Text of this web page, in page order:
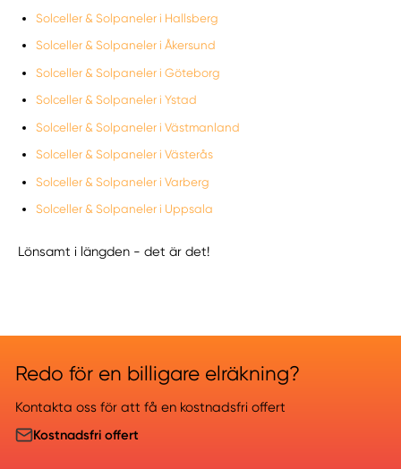
Solceller & Solpaneler i Hallsberg
Solceller & Solpaneler i Åkersund
Solceller & Solpaneler i Göteborg
Solceller & Solpaneler i Ystad
Solceller & Solpaneler i Västmanland
Solceller & Solpaneler i Västerås
Solceller & Solpaneler i Varberg
Solceller & Solpaneler i Uppsala
Lönsamt i längden - det är det!
Redo för en billigare elräkning?
Kontakta oss för att få en kostnadsfri offert
Kostnadsfri offert